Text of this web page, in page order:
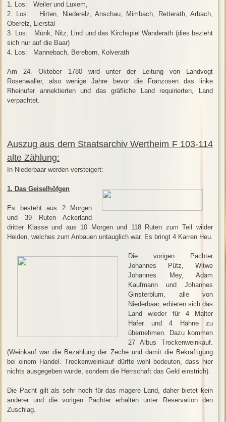
1. Los: Weiler und Luxem,
2. Los: Hirten, Niederelz, Anschau, Mimbach, Retterath, Arbach,
Oberelz, Lierstal
3. Los: Münk, Nitz, Lind und das Kirchspiel Wanderath (dies bezieht
sich nur auf die Baar)
4. Los: Mannebach, Bereborn, Kolverath
Am 24. Oktober 1780 wird unter der Leitung von Landvogt
Rosenwaller, also wenige Jahre bevor die Franzosen das linke
Rheinufer annektierten und das gräfliche Land requirierten, Land
verpachtet.
Auszug aus dem Staatsarchiv Wertheim F 103-114
alte Zählung:
In Niederbaar werden versteigert:
1. Das Geiselhöfgen
Es besteht aus 2 Morgen
und 39 Ruten Ackerland
dritter Klasse und aus 10 Morgen und 118 Ruten zum Teil wilder
Heiden, welches zum Anbauen untauglich war. Es bringt 4 Karren Heu.
Die vorigen Pächter
Johannes Pütz, Witwe
Johannes Mey, Adam
Kaufmann und Johannes
Ginsterblum, alle von
Niederbaar, erbieten sich das
Land wieder für 4 Malter
Hafer und 4 Hähne zu
übernehmen. Dazu kommen
27 Albus Trockenweinkauf.
(Weinkauf war die Bezahlung der Zeche und damit die Bekräftigung
bei einem Handel. Trockenweinkauf dürfte wohl bedeuten, dass hier
nichts ausgegeben wurde, sondern die Herrschaft das Geld einstrich).
Die Pacht gilt als sehr hoch für das magere Land, daher bietet kein
anderer und die vorigen Pächter erhalten unter Reservation den
Zuschlag.